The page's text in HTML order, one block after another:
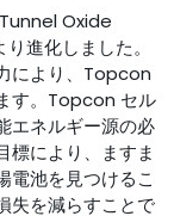
Oxide
進化しました。
により、Topcon
す。Topcon セル
エネルギー源の必
標により、ますま
電池を見つけるこ
失を減らすことで